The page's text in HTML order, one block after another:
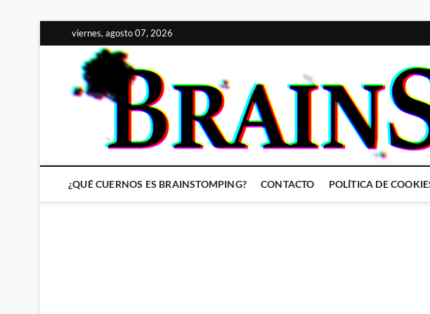
al
contenido
viernes, agosto 07, 2026
¿QUÉ CUERNOS ES BRAINSTOMPING? CONTACTO POLÍTICA DE